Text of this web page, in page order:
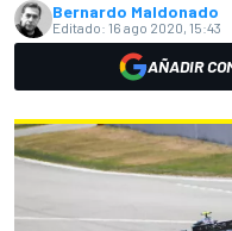
Bernardo Maldonado
Editado: 16 ago 2020, 15:43
AÑADIR